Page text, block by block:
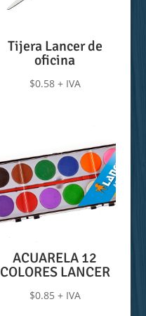
Tijera Lancer de
oficina
$0.58 + IVA
ACUARELA 12
COLORES LANCER
$0.85 + IVA